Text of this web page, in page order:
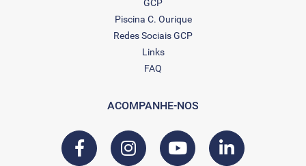
GCP
Piscina C. Ourique
Redes Sociais GCP
Links
FAQ
ACOMPANHE-NOS